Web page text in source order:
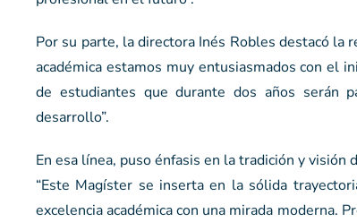
Por su parte, la directora Inés Robles destacó la
académica estamos muy entusiasmados con el
de estudiantes que durante dos años serán
desarrollo”.
En esa línea, puso énfasis en la tradición y visión
“Este Magíster se inserta en la sólida
excelencia académica con una mirada moderna.